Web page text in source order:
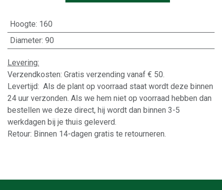
Hoogte: 160
Diameter: 90
Levering:
Verzendkosten: Gratis verzending vanaf € 50.
Levertijd: Als de plant op voorraad staat wordt deze binnen
24 uur verzonden. Als we hem niet op voorraad hebben dan
bestellen we deze direct, hij wordt dan binnen 3-5
werkdagen bij je thuis geleverd.
Retour: Binnen 14-dagen gratis te retourneren.